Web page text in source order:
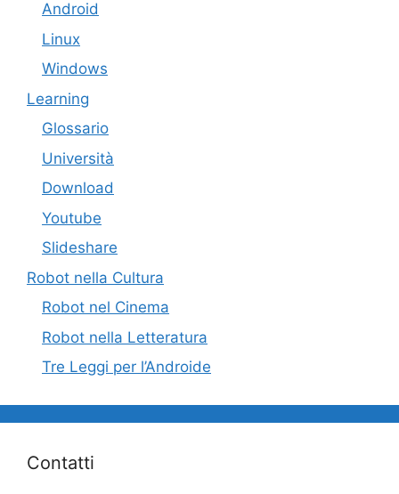
Android
Linux
Windows
Learning
Glossario
Università
Download
Youtube
Slideshare
Robot nella Cultura
Robot nel Cinema
Robot nella Letteratura
Tre Leggi per l’Androide
Contatti